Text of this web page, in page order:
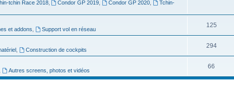
tchin Race 2018, Condor GP 2019 Condor GP 2020
Tchin-
et addons Support vol en réseau
125
, Construction de cockpits
294
Autres screens, photos et vidéos
66